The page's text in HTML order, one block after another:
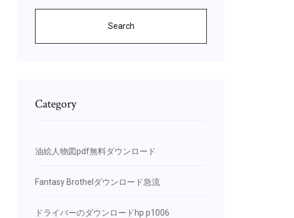
Search
Category
油絵人物図pdf無料ダウンロード
Fantasy Brothelダウンロード急流
ドライバーのダウンロードhp p1006